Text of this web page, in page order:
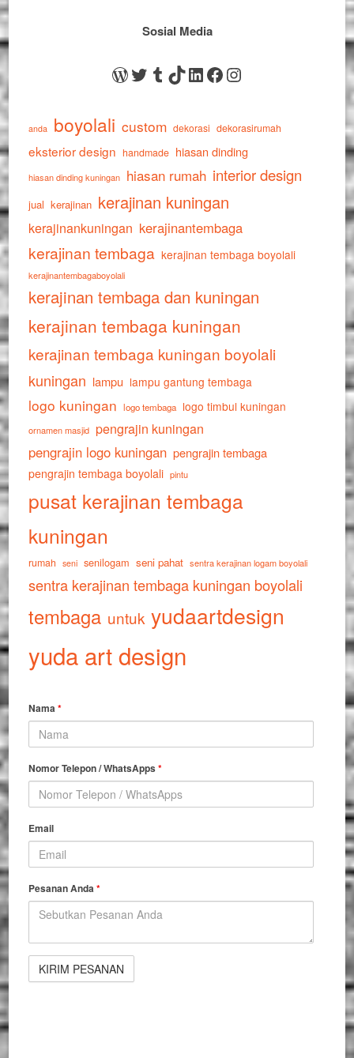
Sosial Media
WordPress
Twitter
Tumblr
TikTok
LinkedIn
Facebook
Instagram
anda boyolali custom dekorasi dekorasirumah
eksterior design handmade hiasan dinding
hiasan dinding kuningan hiasan rumah interior design
jual kerajinan kerajinan kuningan
kerajinankuningan kerajinantembaga
kerajinan tembaga kerajinan tembaga boyolali
kerajinantembagaboyolali
kerajinan tembaga dan kuningan
kerajinan tembaga kuningan
kerajinan tembaga kuningan boyolali
kuningan lampu lampu gantung tembaga
logo kuningan logo tembaga logo timbul kuningan
ornamen masjid pengrajin kuningan
pengrajin logo kuningan pengrajin tembaga
pengrajin tembaga boyolali pintu
pusat kerajinan tembaga
kuningan
rumah seni senilogam seni pahat sentra kerajinan logam boyolali
sentra kerajinan tembaga kuningan boyolali
tembaga untuk yudaartdesign
yuda art design
Nama*
Nomor Telepon / WhatsApps*
Email
Pesanan Anda*